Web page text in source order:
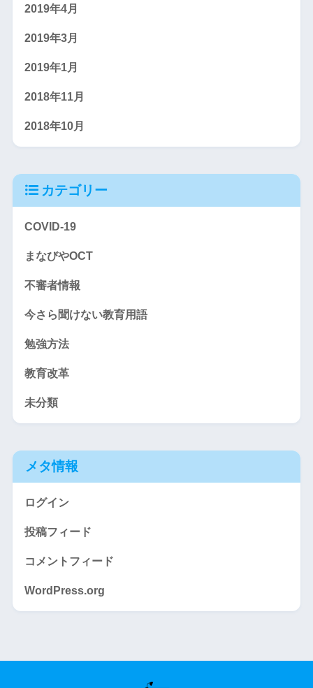
2019年4月
2019年3月
2019年1月
2018年11月
2018年10月
カテゴリー
COVID-19
まなびやOCT
不審者情報
今さら聞けない教育用語
勉強方法
教育改革
未分類
メタ情報
ログイン
投稿フィード
コメントフィード
WordPress.org